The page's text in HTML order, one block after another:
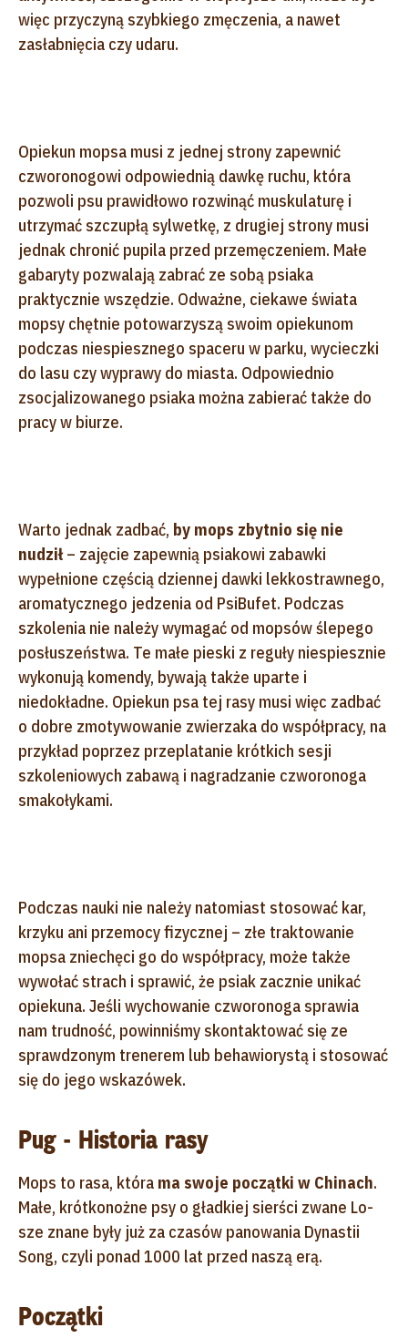
więc przyczyną szybkiego zmęczenia, a nawet
zasłabnięcia czy udaru.
Opiekun mopsa musi z jednej strony zapewnić
czworonogowi odpowiednią dawkę ruchu, która
pozwoli psu prawidłowo rozwinąć muskulaturę i
utrzymać szczupłą sylwetkę, z drugiej strony musi
jednak chronić pupila przed przemęczeniem. Małe
gabaryty pozwalają zabrać ze sobą psiaka
praktycznie wszędzie. Odważne, ciekawe świata
mopsy chętnie potowarzyszą swoim opiekunom
podczas niespiesznego spaceru w parku, wycieczki
do lasu czy wyprawy do miasta. Odpowiednio
zsocjalizowanego psiaka można zabierać także do
pracy w biurze.
Warto jednak zadbać, by mops zbytnio się nie
nudził– zajęcie zapewnią psiakowi zabawki
wypełnione częścią dziennej dawki lekkostrawnego,
aromatycznego jedzenia od PsiBufet. Podczas
szkolenia nie należy wymagać od mopsów ślepego
posłuszeństwa. Te małe pieski z reguły niespiesznie
wykonują komendy, bywają także uparte i
niedokładne. Opiekun psa tej rasy musi więc zadbać
o dobre zmotywowanie zwierzaka do współpracy, na
przykład poprzez przeplatanie krótkich sesji
szkoleniowych zabawą i nagradzanie czworonoga
smakołykami.
Podczas nauki nie należy natomiast stosować kar,
krzyku ani przemocy fizycznej – złe traktowanie
mopsa zniechęci go do współpracy, może także
wywołać strach i sprawić, że psiak zacznie unikać
opiekuna. Jeśli wychowanie czworonoga sprawia
nam trudność, powinniśmy skontaktować się ze
sprawdzonym trenerem lub behawiorystą i stosować
się do jego wskazówek.
Pug - Historia rasy
Mops to rasa, która ma swoje początki w Chinach.
Małe, krótkonożne psy o gładkiej sierści zwane Lo-
sze znane były już za czasów panowania Dynastii
Song, czyli ponad 1000 lat przed naszą erą.
Początki